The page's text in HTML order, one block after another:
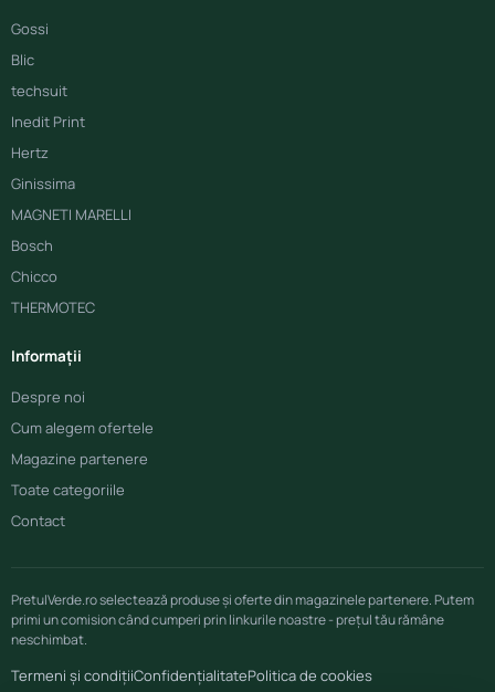
Gossi
Blic
techsuit
Inedit Print
Hertz
Ginissima
MAGNETI MARELLI
Bosch
Chicco
THERMOTEC
Informații
Despre noi
Cum alegem ofertele
Magazine partenere
Toate categoriile
Contact
PretulVerde.ro selectează produse și oferte din magazinele partenere. Putem
primi un comision când cumperi prin linkurile noastre - prețul tău rămâne
neschimbat.
Termeni și condițiiConfidențialitatePolitica de cookies